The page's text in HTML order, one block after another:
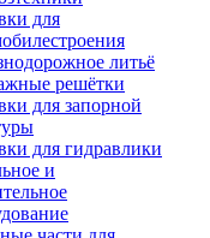
для
литьё
решётки
для запорной
для гидравлики
и